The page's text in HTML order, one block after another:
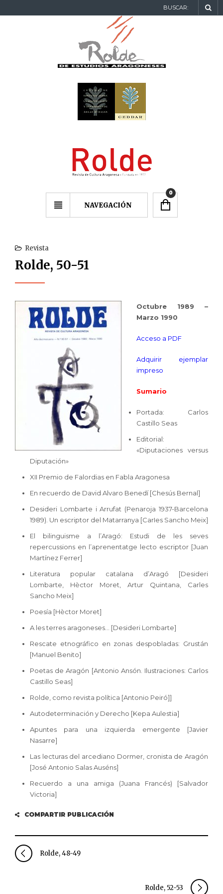
BUSCAR:
NAVEGACIÓN
0
Revista
Rolde, 50-51
Octubre 1989 –
Marzo 1990
Acceso a PDF
Adquirir ejemplar
impreso
Sumario
Portada: Carlos
Castillo Seas
Editorial:
«Diputaciones versus
Diputación»
XII Premio de Falordias en Fabla Aragonesa
En recuerdo de David Alvaro Benedí [Chesús Bernal]
Desideri Lombarte i Arrufat (Penaroja 1937-Barcelona
1989). Un escriptor del Matarranya [CarIes Sancho Meix]
El bilinguisme a l’Aragó: Estudi de les seves
repercussions en l’aprenentatge lecto escriptor [Juan
Martínez Ferrer]
Literatura popular catalana d’Aragó [Desideri
Lombarte, Hèctor Moret, Artur Quintana, Carles
Sancho Meix]
Poesía [Hèctor Moret]
A les terres aragoneses… [Desideri Lombarte]
Rescate etnográfico en zonas despobladas: Grustán
[Manuel Benito]
Poetas de Aragón [Antonio Ansón. Ilustraciones: Carlos
Castillo Seas]
Rolde, como revista política [Antonio Peiró]]
Autodeterminación y Derecho [Kepa Aulestia]
Apuntes para una izquierda emergente [Javier
Nasarre]
Las lecturas del arcediano Dormer, cronista de Aragón
[José Antonio Salas Auséns]
Recuerdo a una amiga (Juana Francés) [Salvador
Victoria]
COMPARTIR PUBLICACIÓN
Rolde, 48-49
Rolde, 52-53